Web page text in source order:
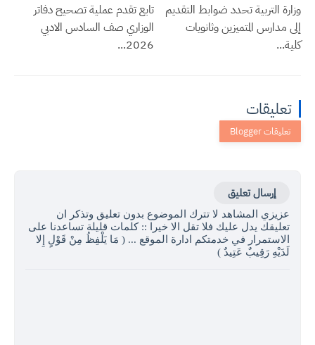
وزارة التربية تحدد ضوابط التقديم
إلى مدارس المتميزين وثانويات
كلية...
تابع تقدم عملية تصحيح دفاتر
الوزاري صف السادس الادبي
2026...
تعليقات
إرسال تعليق
عزيزي المشاهد لا تترك الموضوع بدون تعليق وتذكر ان
تعليقك يدل عليك فلا تقل الا خيرا :: كلمات قليلة تساعدنا على
الاستمرار في خدمتكم ادارة الموقع ... ( مَا يَلْفِظُ مِنْ قَوْلٍ إِلا
لَدَيْهِ رَقِيبٌ عَتِيدٌ )